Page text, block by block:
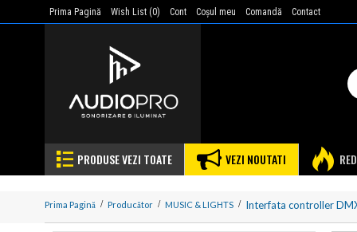
Prima Pagină Wish List (0) Cont Coşul meu Comandă Contact
PRODUSE VEZI TOATE VEZI NOUTATI
Prima Pagină Producător MUSIC & LIGHTS Interfata controller